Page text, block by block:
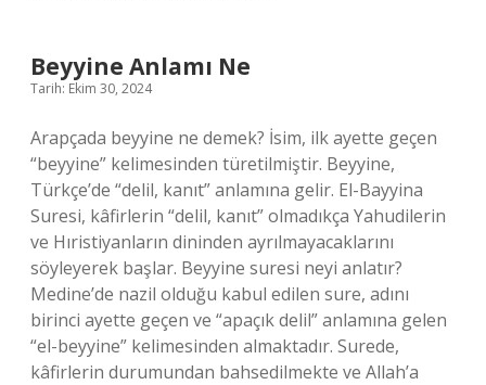
Beyyine Anlamı Ne
Tarih: Ekim 30, 2024
Arapçada beyyine ne demek? İsim, ilk ayette geçen
“beyyine” kelimesinden türetilmiştir. Beyyine,
Türkçe’de “delil, kanıt” anlamına gelir. El-Bayyina
Suresi, kâfirlerin “delil, kanıt” olmadıkça Yahudilerin
ve Hıristiyanların dininden ayrılmayacaklarını
söyleyerek başlar. Beyyine suresi neyi anlatır?
Medine’de nazil olduğu kabul edilen sure, adını
birinci ayette geçen ve “apaçık delil” anlamına gelen
“el-beyyine” kelimesinden almaktadır. Surede,
kâfirlerin durumundan bahsedilmekte ve Allah’a